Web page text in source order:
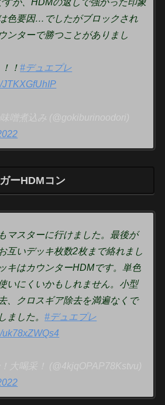
すが、HDMの返しで強かった印象
色要因…でしたがブロックされ
ンターで勝つことがありまし
！#デュエプレ
JTKXGfUhIP
噌煮込み (@gokiburinoodori)
ーHDMコン
マスターに行けました。最後が
互いデッキ枚数2枚まで絡れまし
キはカウンターHDMです。単色
いにくいかもしれません。小型
、クロスギア除去を満遍なくで
ました。#デュエプレ
uk78xZWQs4
大喝采！ (@4kjqOPAP78Kstvu)